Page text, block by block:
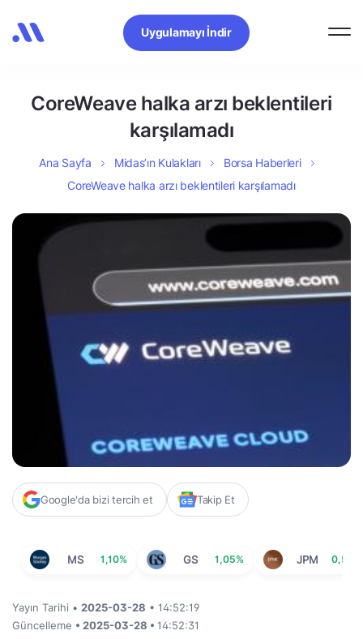
Uygulamayı İndir
CoreWeave halka arzı beklentileri
karşılamadı
Ana Sayfa Midas’ın Kulakları
Borsa Haberleri
CoreWeave halka arzı beklentileri karşılamadı
Google'da bizi tercih et Takip Et
MS 1,10% GS 1,05% JPM 0,51%
Yayın Tarihi • 2025-03-28 • 14:52:19
Güncelleme • 2025-03-28 • 14:52:31